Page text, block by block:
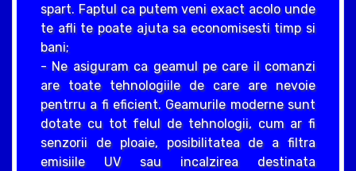
spart. Faptul ca putem veni exact acolo unde
te afli te poate ajuta sa economisesti timp si
bani;
- Ne asiguram ca geamul pe care il comanzi
are toate tehnologiile de care are nevoie
pentrru a fi eficient. Geamurile moderne sunt
dotate cu tot felul de tehnologii, cum ar fi
senzorii de ploaie, posibilitatea de a filtra
emisiile UV sau incalzirea destinata